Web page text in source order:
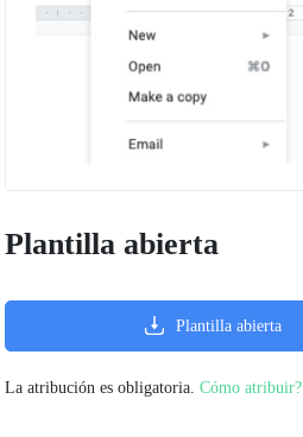
Plantilla abierta
Plantilla abierta
La atribución es obligatoria. Cómo atribuir?